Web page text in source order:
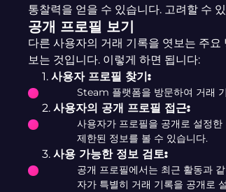
통찰력을 얻을 수 있습니다. 고려할 수
공개 프로필 보기
다른 사용자의 거래 기록을 엿보는 주
보는 것입니다. 이렇게 하면 됩니다:
1. 사용자 프로필 찾기:
Steam 플랫폼을 방문하여 거래
2. 사용자의 공개 프로필 접근:
사용자가 프로필을 공개로 설정
제한된 정보를 볼 수 있습니다.
3. 사용 가능한 정보 검토:
공개 프로필에서는 최근 활동과
자가 특별히 거래 기록을 공개로